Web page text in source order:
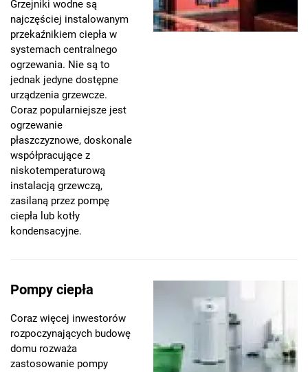
Grzejniki wodne są
najczęściej instalowanym
przekaźnikiem ciepła w
systemach centralnego
ogrzewania. Nie są to
jednak jedyne dostępne
urządzenia grzewcze.
Coraz popularniejsze jest
ogrzewanie
płaszczyznowe, doskonale
współpracujące z
niskotemperaturową
instalacją grzewczą,
zasilaną przez pompę
ciepła lub kotły
kondensacyjne.
Pompy ciepła
Coraz więcej inwestorów
rozpoczynających budowę
domu rozważa
zastosowanie pompy